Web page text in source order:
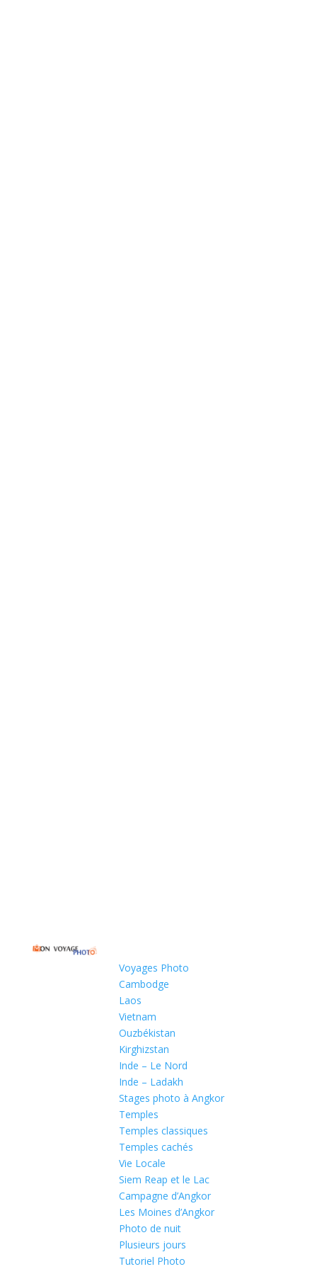
Voyages Photo
Cambodge
Laos
Vietnam
Ouzbékistan
Kirghizstan
Inde – Le Nord
Inde – Ladakh
Stages photo à Angkor
Temples
Temples classiques
Temples cachés
Vie Locale
Siem Reap et le Lac
Campagne d’Angkor
Les Moines d’Angkor
Photo de nuit
Plusieurs jours
Tutoriel Photo